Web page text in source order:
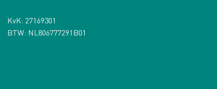
KvK: 27169301
BTW: NL806777291B01